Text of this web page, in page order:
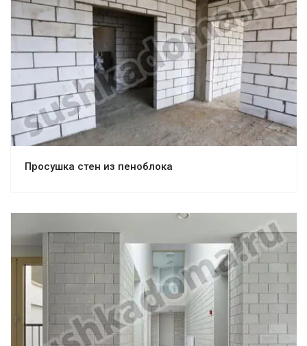
Просушка стен из пеноблока